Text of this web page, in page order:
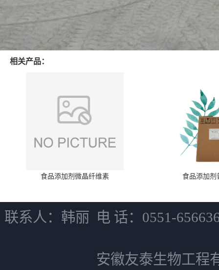
相关产品：
食品添加剂微晶纤维素 食品添加剂
联系人：韩丽 电 话：0551-
安徽友泰生物工程